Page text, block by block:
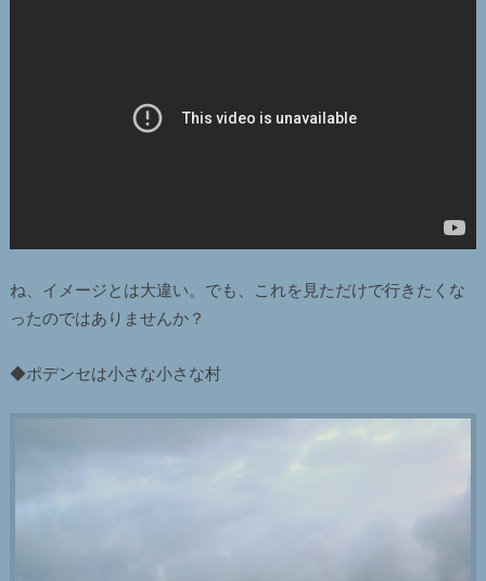
ね、イメージとは大違い。でも、これを見ただけで行きたくな
ったのではありませんか？
◆ポデンセは小さな小さな村